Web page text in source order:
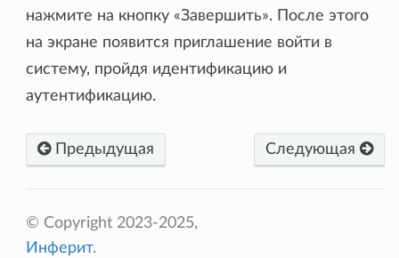
нажмите на кнопку «Завершить». После этого
на экране появится приглашение войти в
систему, пройдя идентификацию и
аутентификацию.
Предыдущая Следующая
© Copyright 2023-2025,
Инферит.